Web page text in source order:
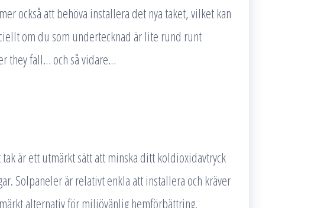
också att behöva installera det nya taket, vilket kan
om du som undertecknad är lite rund runt
they fall… och så vidare…
är ett utmärkt sätt att minska ditt koldioxidavtryck
Solpaneler är relativt enkla att installera och kräver
alternativ för miljövänlig hemförbättring.